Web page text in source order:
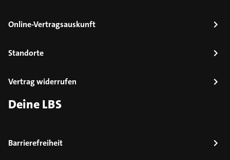
Online-Vertragsauskunft
Standorte
Vertrag widerrufen
Deine LBS
Barrierefreiheit